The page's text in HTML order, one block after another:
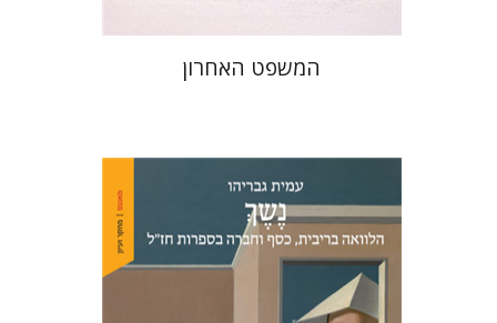
המשפט האחרון
עמית גבריהו